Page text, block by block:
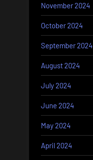
November 2024
October 2024
September 2024
August 2024
July 2024
June 2024
May 2024
April 2024